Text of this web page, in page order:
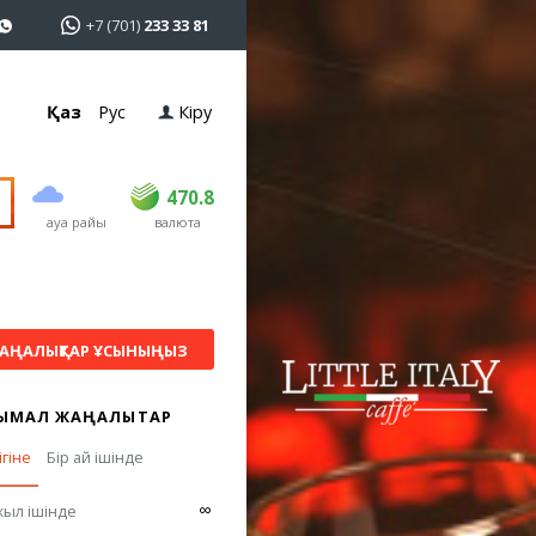
+7 (701) 233 33 81
Қаз Рус Кіру
ауа райы
470.8
USD 468.5 470.8
EUR валюта
ҰСЫНЫҢЫЗ
ЖАҢАЛЫҚТАР
Бір ай ішінде
ішінде ∞